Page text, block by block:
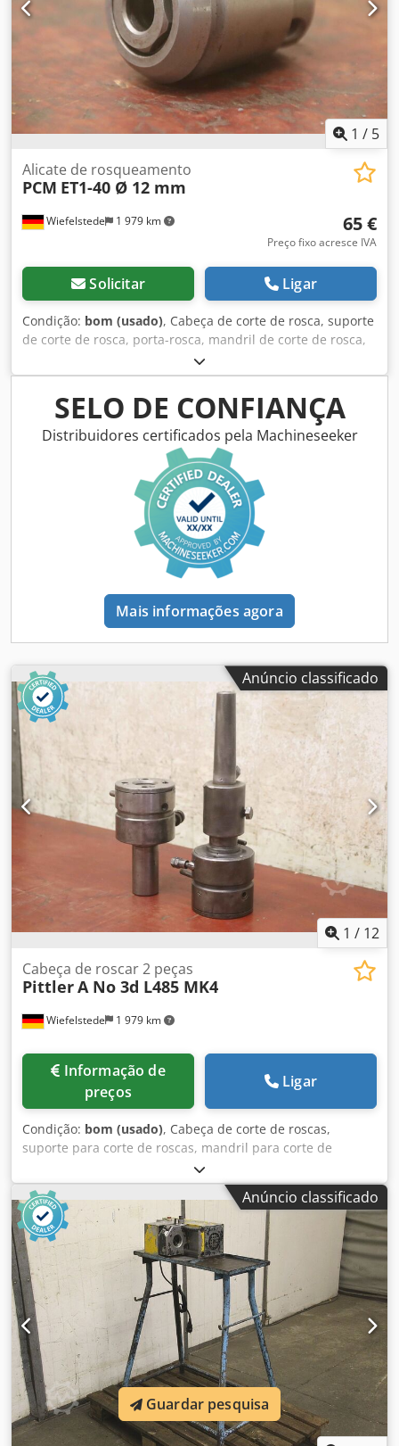
1 / 5
Wiefelstede 1 979 km
Alicate de rosqueamento
PCM ET1-40 Ø 12 mm
65 €
Preço fixo acresce IVA
Solicitar Ligar
Condição: bom (usado), Cabeça de corte de rosca, suporte
de corte de rosca, porta-rosca, mandril de corte de rosca,
ferramenta de fresagem, aparelho de corte de rosca -
Fabricante: PCM, alicate de corte de rosca - Tipo: ET1-40
Dedpfswzhgnjx Alfjck - Tamanho: Ø12 mm - Dimensões:
Ø40 x 52 mm - Peso: 0,3 kg
SELO DE CONFIANÇA
Distribuidores certificados pela Machineseeker
Mais informações agora
Anúncio classificado
1 / 12
Wiefelstede 1 979 km
Cabeça de roscar 2 peças
PittlerA No 3d L485 MK4
preços
Ligar
Condição: bom (usado), Cabeça de corte de roscas,
suporte para corte de roscas, mandril para corte de
roscas, mandril de machos, ferramenta de fresagem,
aparelho de cortar roscas Dsdpfxorvldue Alfeck -
Fabricante: Pittler, cabeças de corte de roscas autoabertas,
2 unidades - Tipo: Modelo A No 3d L485 - Tamanho: M7 x
1,25, 1 unidade - Tamanho: Ø 24 mm, encaixe MK4, 1
unidade - Preço/entrega: completo - Dimensão de
transporte: 180/140/A310 mm - Peso: 8,5 kg
Anúncio classificado
Guardar pesquisa